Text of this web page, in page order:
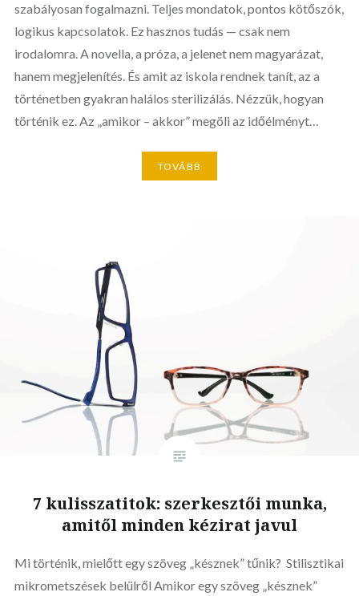
szabályosan fogalmazni. Teljes mondatok, pontos kötőszók,
logikus kapcsolatok. Ez hasznos tudás — csak nem
irodalomra. A novella, a próza, a jelenet nem magyarázat,
hanem megjelenítés. És amit az iskola rendnek tanít, az a
történetben gyakran halálos sterilizálás. Nézzük, hogyan
történik ez. Az „amikor – akkor” megöli az időélményt…
TOVÁBB
7 kulisszatitok: szerkesztői munka,
amitől minden kézirat javul
Mi történik, mielőtt egy szöveg „késznek” tűnik? Stilisztikai
mikrometszések belülről Amikor egy szöveg „késznek”